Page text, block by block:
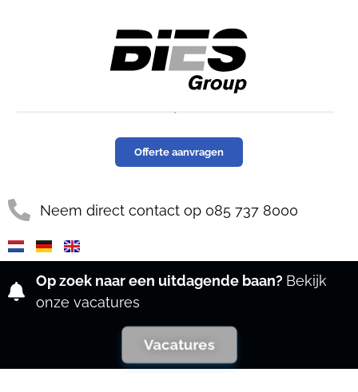
Offerte aanvragen
Neem direct contact op 085 737 8000​
Op zoek naar een uitdagende baan? Bekijk
onze vacatures
Vacatures